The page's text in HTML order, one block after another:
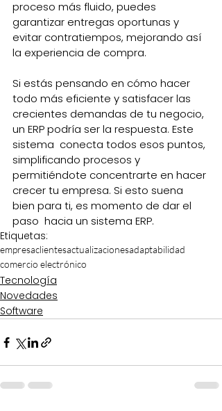
proceso más fluido, puedes
garantizar entregas oportunas y
evitar contratiempos, mejorando así
la experiencia de compra.
Si estás pensando en cómo hacer
todo más eficiente y satisfacer las
crecientes demandas de tu negocio,
un ERP podría ser la respuesta. Este
sistema  conecta todos esos puntos,
simplificando procesos y
permitiéndote concentrarte en hacer
crecer tu empresa. Si esto suena
bien para ti, es momento de dar el
paso  hacia un sistema ERP.
Etiquetas:
empresaclientesactualizacionesadaptabilidad
comercio electrónico
Tecnología
Novedades
Software